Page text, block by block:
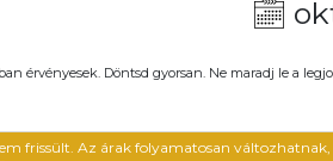
érvényesek. Döntsd gyorsan. Ne maradj le a
frissült. Az árak folyamatosan változhatnak,